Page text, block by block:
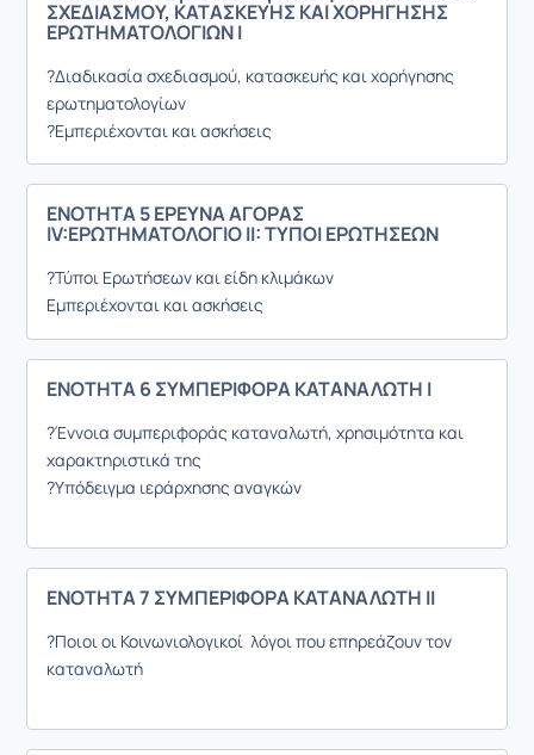
ΣΧΕΔΙΑΣΜΟΥ, ΚΑΤΑΣΚΕΥΗΣ ΚΑΙ ΧΟΡΗΓΗΣΗΣ
ΕΡΩΤΗΜΑΤΟΛΟΓΙΩΝ I
?Διαδικασία σχεδιασμού, κατασκευής και χορήγησης
ερωτηματολογίων
?Εμπεριέχονται και ασκήσεις
ΕΝΟΤΗΤΑ 5 ΕΡΕΥΝΑ ΑΓΟΡΑΣ
ΙV:ΕΡΩΤΗΜΑΤΟΛΟΓΙΟ ΙΙ: ΤΥΠΟΙ ΕΡΩΤΗΣΕΩΝ
?Τύποι Ερωτήσεων και είδη κλιμάκων
Εμπεριέχονται και ασκήσεις
ΕΝΟΤΗΤΑ 6 ΣΥΜΠΕΡΙΦΟΡΑ ΚΑΤΑΝΑΛΩΤΗ Ι
?Έννοια συμπεριφοράς καταναλωτή, χρησιμότητα και
χαρακτηριστικά της
?Υπόδειγμα ιεράρχησης αναγκών
ΕΝΟΤΗΤΑ 7 ΣΥΜΠΕΡΙΦΟΡΑ ΚΑΤΑΝΑΛΩΤΗ ΙΙ
?Ποιοι οι Κοινωνιολογικοί λόγοι που επηρεάζουν τον
καταναλωτή